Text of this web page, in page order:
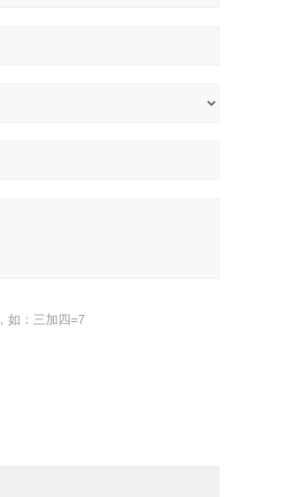
如：三加四=7